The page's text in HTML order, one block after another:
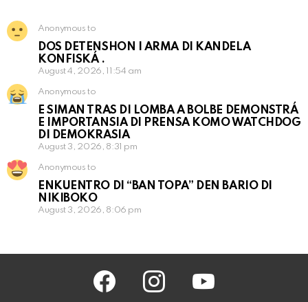
Anonymous to
DOS DETENSHON I ARMA DI KANDELA
KONFISKÁ .
August 4, 2026, 11:54 am
Anonymous to
E SIMAN TRAS DI LOMBA A BOLBE DEMONSTRÁ
E IMPORTANSIA DI PRENSA KOMO WATCHDOG
DI DEMOKRASIA
August 3, 2026, 8:31 pm
Anonymous to
ENKUENTRO DI “BAN TOPA” DEN BARIO DI
NIKIBOKO
August 3, 2026, 8:06 pm
facebook instagram youtube